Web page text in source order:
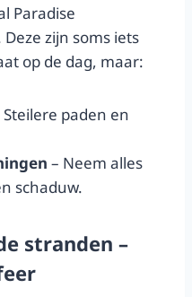
Paradise
zijn soms iets
op de dag, maar:
Steilere paden en
– Neem alles
schaduw.
stranden –